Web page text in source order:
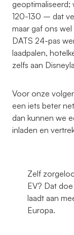
geoptimaliseerd;
120-130 – dat
maar gaf ons
DATS 24-pas
laadpalen,
zelfs aan
Voor onze
een iets beter
dan kunnen we
inladen en
Zelf
EV? Dat
laadt aan
Europa.